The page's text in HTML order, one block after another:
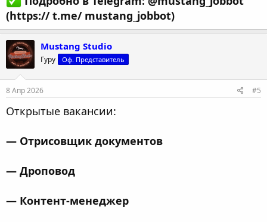
(https:// t.me/ mustang_jobbot)
Mustang Studio
Гуру Оф. Представитель
8 Апр 2026 #5
Открытые вакансии:
— Отрисовщик документов
— Дроповод
— Контент-менеджер